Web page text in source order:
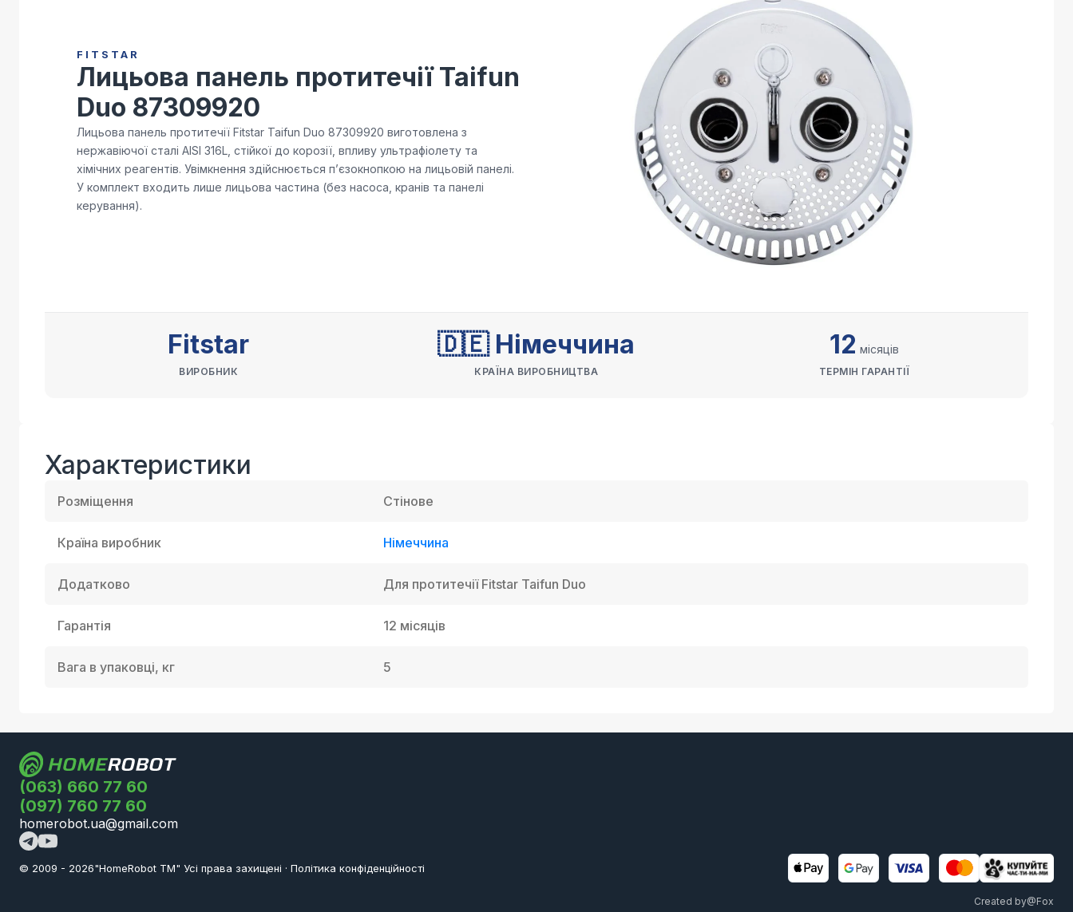
FITSTAR
Лицьова панель протитечії Taifun
Duo 87309920
Лицьова панель протитечії Fitstar Taifun Duo 87309920 виготовлена з
нержавіючої сталі AISI 316L, стійкої до корозії, впливу ультрафіолету та
хімічних реагентів. Увімкнення здійснюється п’єзокнопкою на лицьовій панелі.
У комплект входить лише лицьова частина (без насоса, кранів та панелі
керування).
Fitstar
ВИРОБНИК
🇩🇪 Німеччина
КРАЇНА ВИРОБНИЦТВА
12 місяців
ТЕРМІН ГАРАНТІЇ
Характеристики
Розміщення Стінове
Країна виробник Німеччина
Додатково Для протитечії Fitstar Taifun Duo
Гарантія 12 місяців
Вага в упаковці, кг 5
(063) 660 77 60
(097) 760 77 60
homerobot.ua@gmail.com
© 2009 - 2026"HomeRobot ТМ" Усi права захищені · Політика конфіденційності
Created by@Fox